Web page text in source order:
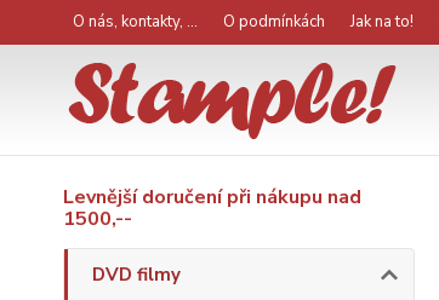
O nás, kontakty, ... O podmínkách Jak na to!
Levnější doručení při nákupu nad
1500,--
DVD filmy